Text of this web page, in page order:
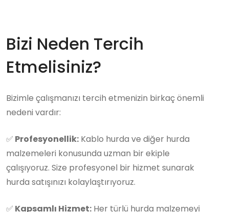
Bizi Neden Tercih
Etmelisiniz?
Bizimle çalışmanızı tercih etmenizin birkaç önemli
nedeni vardır:
✅ Profesyonellik: Kablo hurda ve diğer hurda
malzemeleri konusunda uzman bir ekiple
çalışıyoruz. Size profesyonel bir hizmet sunarak
hurda satışınızı kolaylaştırıyoruz.
✅ Kapsamlı Hizmet: Her türlü hurda malzemeyi